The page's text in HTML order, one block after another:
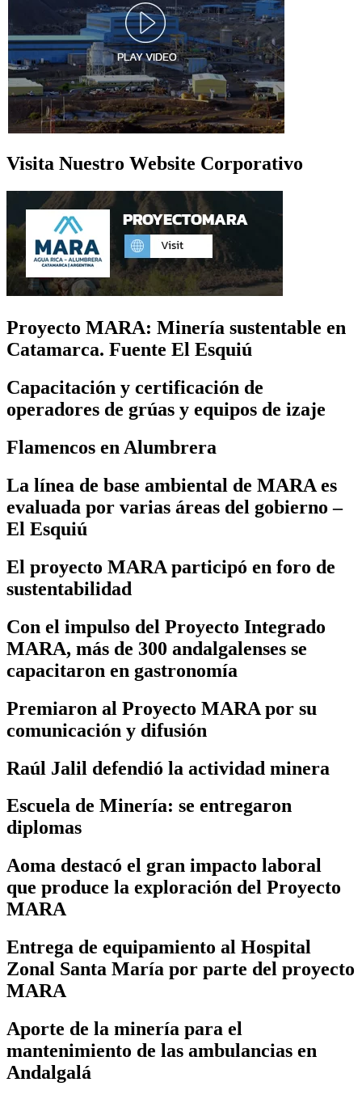
Visita Nuestro Website Corporativo
Proyecto MARA: Minería sustentable en
Catamarca. Fuente El Esquiú
Capacitación y certificación de
operadores de grúas y equipos de izaje
Flamencos en Alumbrera
La línea de base ambiental de MARA es
evaluada por varias áreas del gobierno –
El Esquiú
El proyecto MARA participó en foro de
sustentabilidad
Con el impulso del Proyecto Integrado
MARA, más de 300 andalgalenses se
capacitaron en gastronomía
Premiaron al Proyecto MARA por su
comunicación y difusión
Raúl Jalil defendió la actividad minera
Escuela de Minería: se entregaron
diplomas
Aoma destacó el gran impacto laboral
que produce la exploración del Proyecto
MARA
Entrega de equipamiento al Hospital
Zonal Santa María por parte del proyecto
MARA
Aporte de la minería para el
mantenimiento de las ambulancias en
Andalgalá